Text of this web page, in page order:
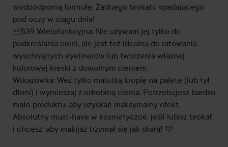
wodoodporną formułę. Żadnego brokatu spadającego
pod oczy w ciągu dnia!
539 Wielofunkcyjna: Nie używam jej tylko do
podkreślania cieni, ale jest też idealna do ratowania
wyschniętych eyelinerów lub tworzenia własnej
kolorowej kreski z dowolnym cieniem.
Wskazówka: Weź tylko malutką kroplę na paletę (lub tył
dłoni) i wymieszaj z odrobiną cienia. Potrzebujesz bardzo
mało produktu, aby uzyskać maksymalny efekt.
Absolutny must-have w kosmetyczce, jeśli lubisz brokat
i chcesz, aby makijaż trzymał się jak skała! 🩷